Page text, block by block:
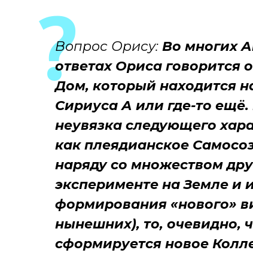
Вопрос Орису: Во многих
ответах Ориса говорится
Дом, который находится
Сириуса А или где-то ещё.
неувязка следующего
как плеядианское
наряду со множеством
эксперименте на Земле и
формирования «нового»
нынешних), то, очевидно,
сформируется новое